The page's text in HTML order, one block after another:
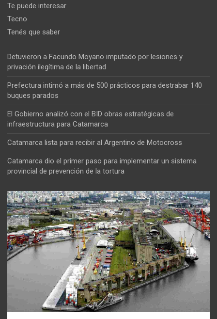
Te puede interesar
Tecno
Tenés que saber
Detuvieron a Facundo Moyano imputado por lesiones y
privación ilegítima de la libertad
Prefectura intimó a más de 500 prácticos para destrabar 140
buques parados
El Gobierno analizó con el BID obras estratégicas de
infraestructura para Catamarca
Catamarca lista para recibir al Argentino de Motocross
Catamarca dio el primer paso para implementar un sistema
provincial de prevención de la tortura